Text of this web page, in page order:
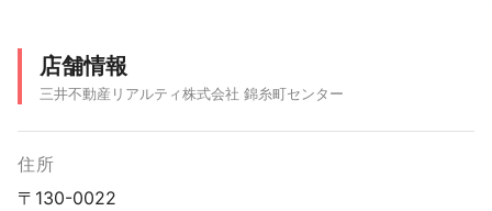
店舗情報
三井不動産リアルティ株式会社 錦糸町センター
住所
〒130-0022